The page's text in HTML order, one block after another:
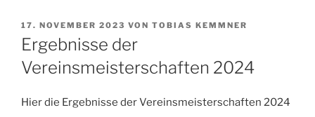
VERÖFFENTLICHT
AM
17. NOVEMBER 2023 VON TOBIAS KEMMNER
Ergebnisse der
Vereinsmeisterschaften 2024
Hier die Ergebnisse der Vereinsmeisterschaften 2024